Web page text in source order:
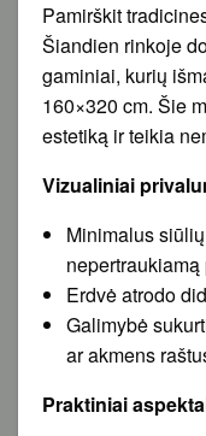
Pamirškit
Šiandien rinkoje
gaminiai, kurių
160×320 cm. Šie
estetiką ir teikia
Vizualiniai
Minimalus
Erdvė atrodo
Galimybė
ar akmens
Praktiniai